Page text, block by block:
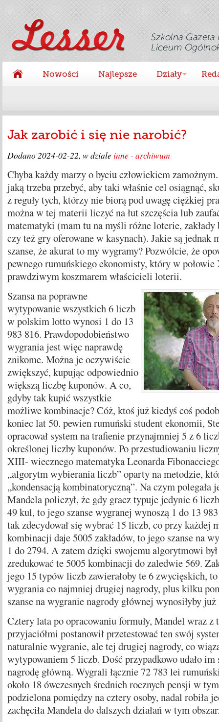
Nowości Najlepsze Działy
Jak zarobić i się nie narobić?
Dodano2024-02-22, w dziale inne - archiwum
Chyba każdy marzy o byciu człowiekiem
jaką trzeba przebyć, aby taki właśnie cel osiągnąć,
z reguły tych, którzy nie biorą pod uwagę ciężkiej
można w tej materii liczyć na łut szczęścia lub
matematyki (mam tu na myśli różne loterie, zakłady
czy też gry oferowane w kasynach). Jakie są jednak
szanse, że akurat to my wygramy? Pozwólcie, że
pewnego rumuńskiego ekonomisty, który w
prawdziwym koszmarem właścicieli loterii.
Szansa na poprawne
wytypowanie wszystkich 6 liczb
w polskim lotto wynosi 1 do 13
983 816. Prawdopodobieństwo
wygrania jest więc naprawdę
znikome. Można je oczywiście
zwiększyć, kupując odpowiednio
większą liczbę kuponów. A co,
gdyby tak kupić wszystkie
możliwe kombinacje? Cóż, ktoś już kiedyś coś
koniec lat 50. pewien rumuński student ekonomii,
opracował system na trafienie przynajmniej 5 z 6
określonej liczby kuponów. Po przestudiowaniu
XIII- wiecznego matematyka Leonarda
„algorytm wybierania liczb” oparty na metodzie,
„kondensacją kombinatoryczną”. Na czym polegała
Mandela policzył, że gdy gracz typuje jedynie 6
49 kul, to jego szanse wygranej wynoszą 1 do 13
tak zdecydował się wybrać 15 liczb, co przy każdej
kombinacji daje 5005 zakładów, to jego szanse na
1 do 2794. A zatem dzięki swojemu algorytmowi
zredukować te 5005 kombinacji do zaledwie 569.
jego 15 typów liczb zawierałoby te 6 zwycięskich,
wygrania co najmniej drugiej nagrody, plus kilku
szanse na wygranie nagrody głównej wynosiłyby
Cztery lata po opracowaniu formuły, Mandel wraz z
przyjaciółmi postanowił przetestować ten swój
naturalnie wygranie, ale tej drugiej nagrody, co
wytypowaniem 5 liczb. Dość przypadkowo udało im
nagrodę główną. Wygrali łącznie 72 783 lei
około 18 ówczesnych średnich rocznych pensji w
podzielona pomiędzy na cztery osoby, nadal robiła
zachęciła Mandela do dalszych działań w tym